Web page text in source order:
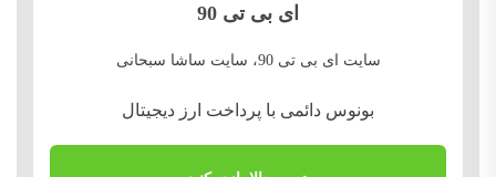
ای بی تی 90
سایت ای بی تی 90، سایت ساشا سبحانی
بونوس دائمی با پرداخت ارز دیجیتال